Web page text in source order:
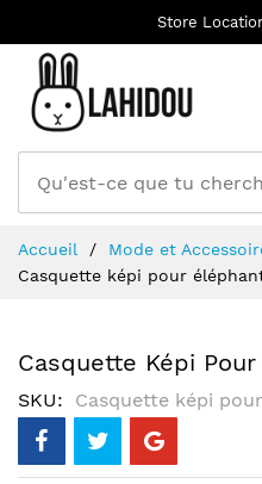
Store
au
contenu
Accueil
Mode et
Casquette képi pour
Casquette Képi
SKU Casquette képi